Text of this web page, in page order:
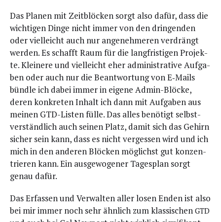
Das Pla­nen mit Zeit­blö­cken sorgt also dafür, dass die
wich­ti­gen Din­ge nicht immer von den drin­gen­den
oder viel­leicht auch nur ange­neh­me­ren ver­drängt
wer­den. Es schafft Raum für die lang­fris­ti­gen Pro­jek­
te. Klei­ne­re und viel­leicht eher admi­nis­tra­ti­ve Auf­ga­
ben oder auch nur die Beant­wor­tung von E‑Mails
bünd­le ich dabei immer in eige­ne Admin-Blö­cke,
deren kon­kre­ten Inhalt ich dann mit Auf­ga­ben aus
mei­nen GTD-Lis­ten fül­le. Das alles benö­tigt selbst­
ver­ständ­lich auch sei­nen Platz, damit sich das Gehirn
sicher sein kann, dass es nicht ver­ges­sen wird und ich
mich in den ande­ren Blö­cken mög­lichst gut kon­zen­
trie­ren kann. Ein aus­ge­wo­ge­ner Tages­plan sorgt
genau dafür.
Das Erfas­sen und Ver­wal­ten aller losen Enden ist also
bei mir immer noch sehr ähn­lich zum klas­si­schen GTD